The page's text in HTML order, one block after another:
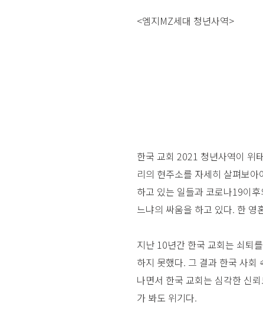
<엠지MZ세대 청년사역>
한국 교회 2021 청년사역이 위
리의 현주소를 자세히 살펴보
하고 있는 일들과 코로나19이
느냐의 싸움을 하고 있다. 한 영
지난 10년간 한국 교회는 쇠퇴
하지 못했다. 그 결과 한국 사회
나면서 한국 교회는 심각한 신
가 봐도 위기다.